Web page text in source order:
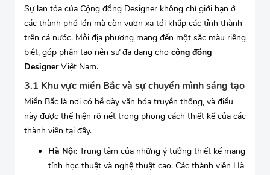
Sự lan tỏa của Cộng đồng Designer không chỉ giới hạn ở
các thành phố lớn mà còn vươn xa tới khắp các tỉnh thành
trên cả nước. Mỗi địa phương mang đến một sắc màu riêng
biệt, góp phần tạo nên sự đa dạng cho cộng đồng
DesignerViệt Nam.
3.1 Khu vực miền Bắc và sự chuyển mình sáng tạo
Miền Bắc là nơi có bề dày văn hóa truyền thống, và điều
này được thể hiện rõ nét trong phong cách thiết kế của các
thành viên tại đây.
Hà Nội: Trung tâm của những ý tưởng thiết kế mang
tính học thuật và nghệ thuật cao. Các thành viên Hà